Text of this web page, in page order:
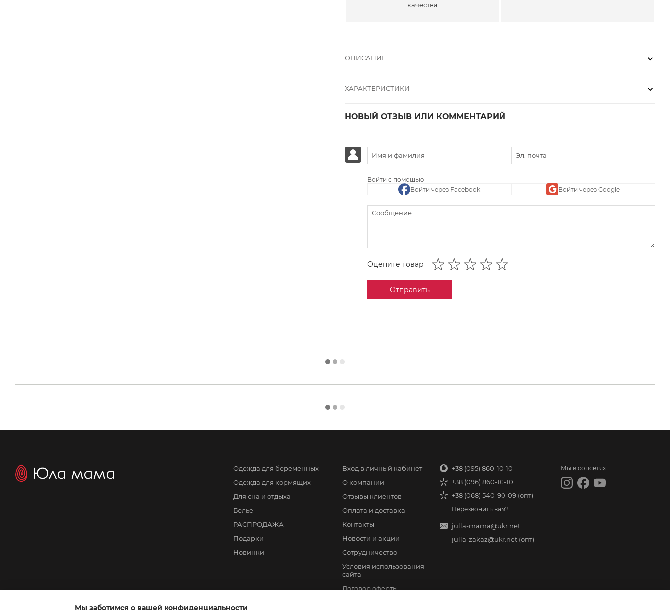
качества
ОПИСАНИЕ
ХАРАКТЕРИСТИКИ
НОВЫЙ ОТЗЫВ ИЛИ КОММЕНТАРИЙ
Войти с помощью
Войти через Facebook
Войти через Google
Оцените товар
Отправить
Интернет-магазин создан с Хорошоп
Одежда для беременных
Одежда для кормящих
Для сна и отдыха
Белье
РАСПРОДАЖА
Подарки
Новинки
Вход в личный кабинет
О компании
Отзывы клиентов
Оплата и доставка
Контакты
Новости и акции
Сотрудничество
Условия использования
сайта
Договор оферты
+38 (095) 860-10-10
+38 (096) 860-10-10
+38 (068) 540-90-09 (опт)
Перезвонить вам?
julla-mama@ukr.net
julla-zakaz@ukr.net (опт)
Мы в соцсетях
Мы заботимся о вашей конфиденциальности